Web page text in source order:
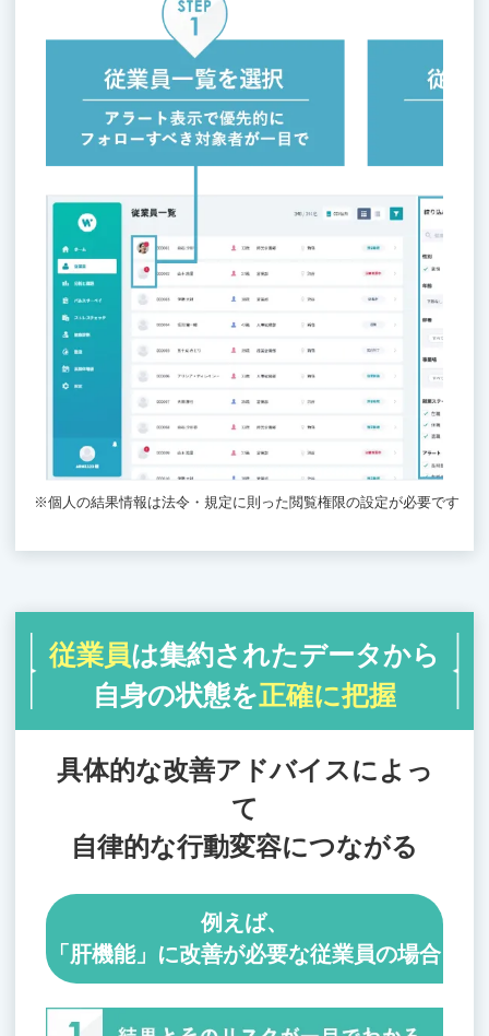
※個人の結果情報は法令・規定に則った閲覧権限の設定が必要です
従業員は集約されたデータから
自身の状態を正確に把握
具体的な改善アドバイスによっ
て
自律的な行動変容につながる
例えば、
「肝機能」に改善が必要な従業員の場合